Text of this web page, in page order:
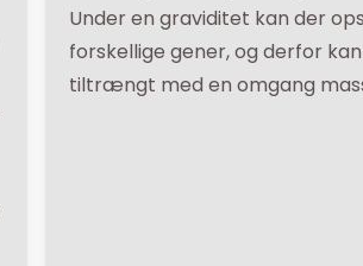
Under en graviditet kan der
forskellige gener, og derfor
tiltrængt med en omgang